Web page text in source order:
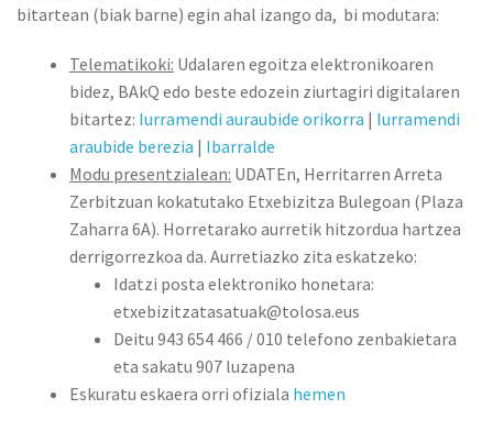
bitartean (biak barne) egin ahal izango da, bi modutara:
Telematikoki: Udalaren egoitza elektronikoaren
bidez, BAkQ edo beste edozein ziurtagiri digitalaren
bitartez: Iurramendi auraubide orikorra | Iurramendi
araubide berezia | Ibarralde
Modu presentzialean: UDATEn, Herritarren Arreta
Zerbitzuan kokatutako Etxebizitza Bulegoan (Plaza
Zaharra 6A). Horretarako aurretik hitzordua hartzea
derrigorrezkoa da. Aurretiazko zita eskatzeko:
Idatzi posta elektroniko honetara:
etxebizitzatasatuak@tolosa.eus
Deitu 943 654 466 / 010 telefono zenbakietara
eta sakatu 907 luzapena
Eskuratu eskaera orri ofiziala hemen